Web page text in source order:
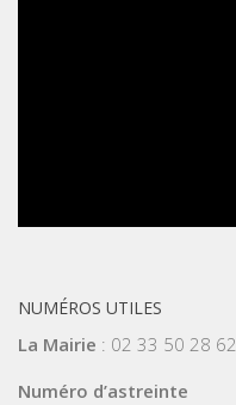
NUMÉROS UTILES
La Mairie : 02 33 50 28 62
Numéro d’astreinte